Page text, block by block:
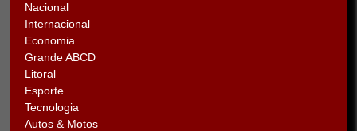
Nacional
Internacional
Economia
Grande ABCD
Litoral
Esporte
Tecnologia
Autos & Motos